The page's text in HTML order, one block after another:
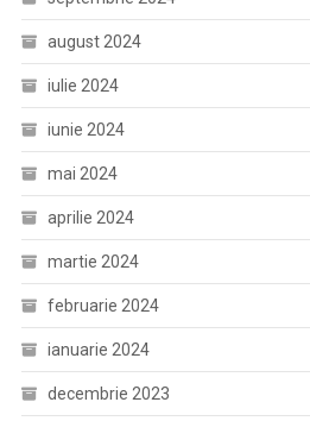
august 2024
iulie 2024
iunie 2024
mai 2024
aprilie 2024
martie 2024
februarie 2024
ianuarie 2024
decembrie 2023